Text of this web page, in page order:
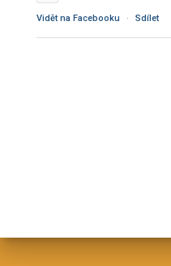
Vidět na Facebooku · Sdílet